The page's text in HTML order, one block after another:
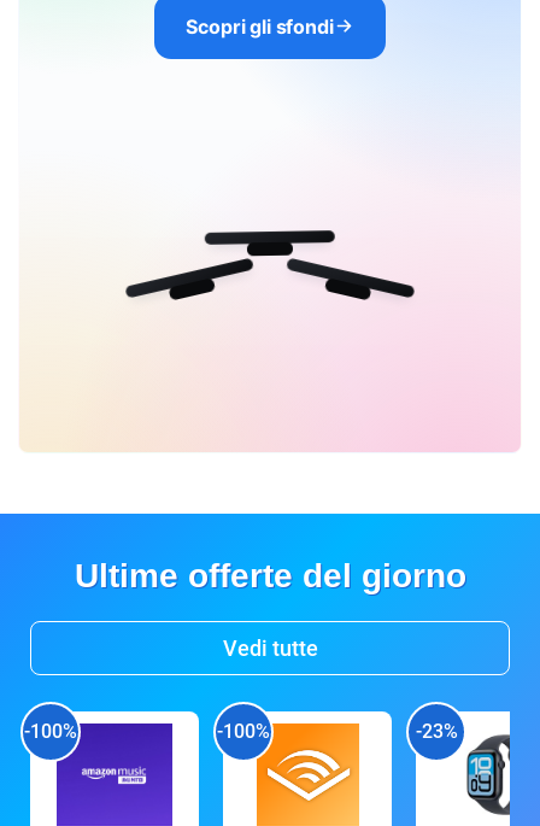
Scopri gli sfondi
Ultime offerte del giorno
Vedi tutte
-100% -100% -23%